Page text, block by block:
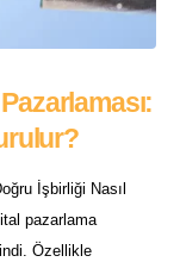
İşbirliği Nasıl
pazarlama
Özellikle